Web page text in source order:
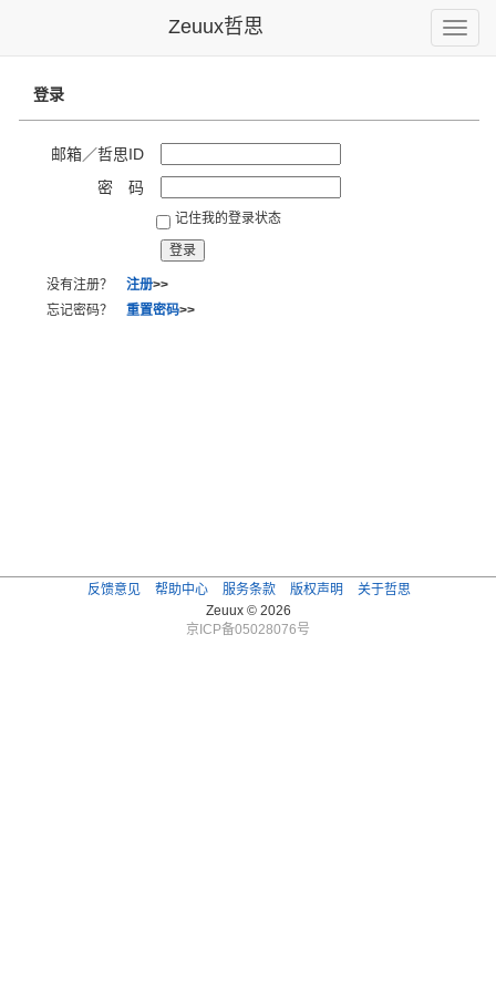
Toggle
Zeuux哲思
登录
邮箱／哲思ID
密 码
记住我的登录状态
没有注册？ 注册>>
忘记密码？ 重置密码>>
反馈意见 帮助中心 服务条款 版权声明
关于哲思
Zeuux © 2026
京ICP备05028076号